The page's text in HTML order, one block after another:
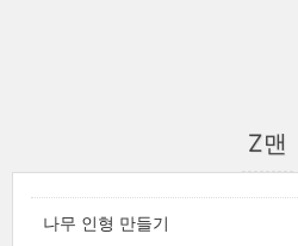
Z맨
나무 인형 만들기